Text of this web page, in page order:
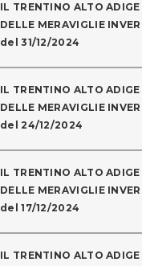
IL TRENTINO ALTO
DELLE MERAVIGLIE
del 31/12/2024
IL TRENTINO ALTO
DELLE MERAVIGLIE
del 24/12/2024
IL TRENTINO ALTO
DELLE MERAVIGLIE
del 17/12/2024
IL TRENTINO ALTO ADIGE